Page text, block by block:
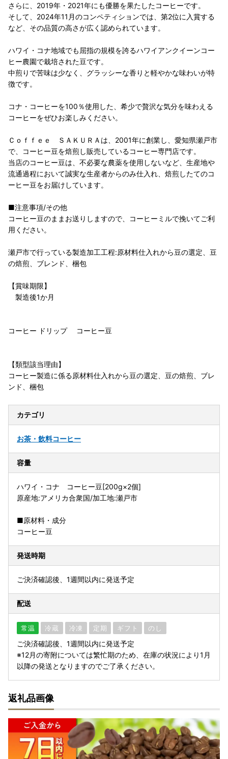
さらに、2019年・2021年にも優勝を果たしたコーヒーです。
そして、2024年11月のコンペティションでは、第2位に入賞する
など、その品質の高さが広く認められています。
ハワイ・コナ地域でも屈指の規模を誇るハワイアンクイーンコー
ヒー農園で栽培された豆です。
中煎りで苦味は少なく、グラッシーな香りと軽やかな味わいが特
徴です。
コナ・コーヒーを100％使用した、希少で贅沢な気分を味わえる
コーヒーをぜひお楽しみください。
Ｃｏｆｆｅｅ ＳＡＫＵＲＡは、2001年に創業し、愛知県瀬戸市
で、コーヒー豆を焙煎し販売しているコーヒー専門店です。
当店のコーヒー豆は、不必要な農薬を使用しないなど、生産地や
流通過程において誠実な生産者からのみ仕入れ、焙煎したてのコ
ーヒー豆をお届けしています。
■注意事項/その他
コーヒー豆のままお送りしますので、コーヒーミルで挽いてご利
用ください。
瀬戸市で行っている製造加工工程:原材料仕入れから豆の選定、豆
の焙煎、ブレンド、梱包
【賞味期限】
製造後1か月
コーヒー ドリップ コーヒー豆
【類型該当理由】
コーヒー製造に係る原材料仕入れから豆の選定、豆の焙煎、ブレ
ンド、梱包
カテゴリ
お茶・飲料コーヒー
容量
ハワイ・コナ コーヒー豆[200g×2個]
原産地:アメリカ合衆国/加工地:瀬戸市
■原材料・成分
コーヒー豆
発送時期
ご決済確認後、1週間以内に発送予定
配送
常温 冷蔵 冷凍 定期 ギフト のし
ご決済確認後、1週間以内に発送予定
※12月の寄附については繁忙期のため、在庫の状況により1月
以降の発送となりますのでご了承ください。
返礼品画像